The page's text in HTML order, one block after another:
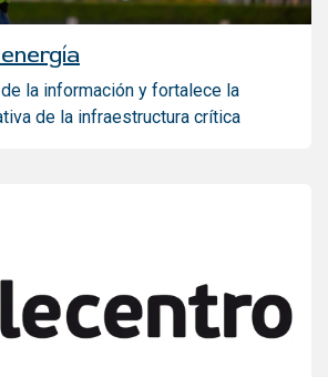
la información y fortalece la
de la infraestructura crítica